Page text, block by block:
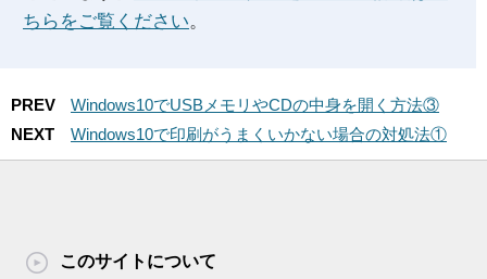
ちらをご覧ください。
PREV
Windows10でUSBメモリやCDの中身を開く方法③
NEXT
Windows10で印刷がうまくいかない場合の対処法①
このサイトについて